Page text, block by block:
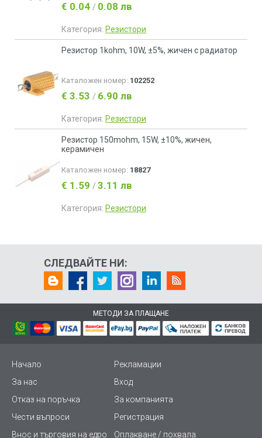
€ 0.04 / 0.08 лв
Категория: Резистори
Резистор 1kohm, 10W, ±5%, жичен с радиатор
Каталожен номер: 102252
€ 3.53 / 6.90 лв
Категория: Резистори
Резистор 150mohm, 15W, ±10%, жичен,
керамичен
Каталожен номер: 18827
€ 1.59 / 3.11 лв
Категория: Резистори
СЛЕДВАЙТЕ НИ:
МЕТОДИ ЗА ПЛАЩАНЕ
Начало
Рекламации
За нас
Вход
Отказ на поръчка
За компанията
Чести въпроси
Регистрация
Внос и търговия на едро
Оплакване / похвала